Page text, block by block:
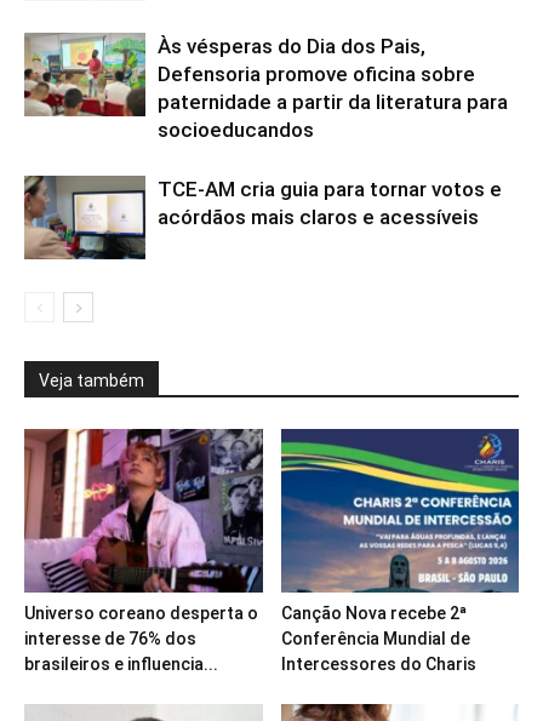
Às vésperas do Dia dos Pais,
Defensoria promove oficina sobre
paternidade a partir da literatura para
socioeducandos
TCE-AM cria guia para tornar votos e
acórdãos mais claros e acessíveis
Veja também
Universo coreano desperta o
interesse de 76% dos
brasileiros e influencia...
Canção Nova recebe 2ª
Conferência Mundial de
Intercessores do Charis